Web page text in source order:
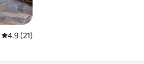
Calificación promedio: 4.9 de 5; 21
4.9 (21)